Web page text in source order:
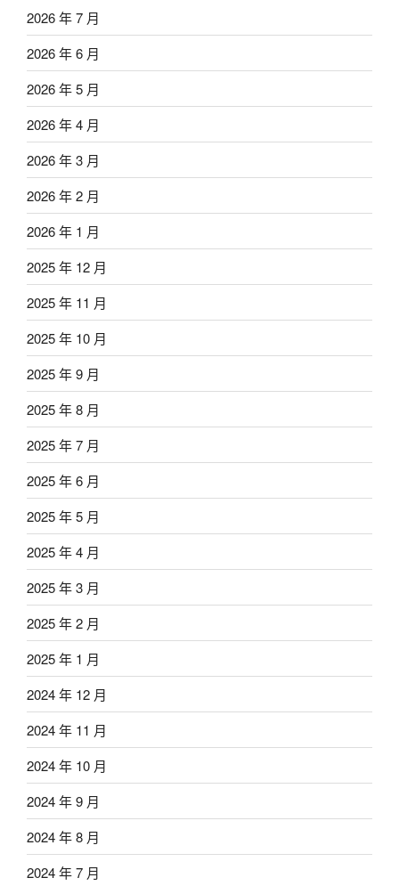
2026 年 7 月
2026 年 6 月
2026 年 5 月
2026 年 4 月
2026 年 3 月
2026 年 2 月
2026 年 1 月
2025 年 12 月
2025 年 11 月
2025 年 10 月
2025 年 9 月
2025 年 8 月
2025 年 7 月
2025 年 6 月
2025 年 5 月
2025 年 4 月
2025 年 3 月
2025 年 2 月
2025 年 1 月
2024 年 12 月
2024 年 11 月
2024 年 10 月
2024 年 9 月
2024 年 8 月
2024 年 7 月